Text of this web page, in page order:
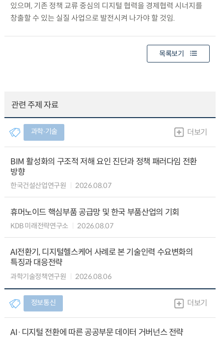
있으며, 기존 정책 교류 중심의 디지털 협력을 경제협력 시너지를
창출할 수 있는 실질 사업으로 발전시켜 나가야 할 것임.
목록보기
관련 주제 자료
과학∙기술 더보기
BIM 활성화의 구조적 저해 요인 진단과 정책 패러다임 전환
방향
한국건설산업연구원 2026.08.07
휴머노이드 핵심부품 공급망 및 한국 부품산업의 기회
KDB 미래전략연구소 2026.08.07
AI전환기, 디지털헬스케어 사례로 본 기술인력 수요변화의
특징과 대응전략
과학기술정책연구원 2026.08.06
정보통신 더보기
AI·디지털 전환에 따른 공공부문 데이터 거버넌스 전략